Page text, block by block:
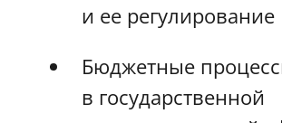
и ее регулирование
Бюджетные
в государственной